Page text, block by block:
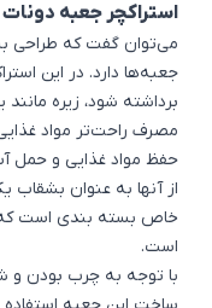
استراکچر جعبه
می‌توان گفت که طراحی
جعبه‌ها دارد. در این
برداشته شود، زیره
مصرف راحت‌تر مواد
حفظ مواد غذایی و حمل
از آنها به عنوان
خاص بسته بندی است که
است.
با توجه به چرب بودن و